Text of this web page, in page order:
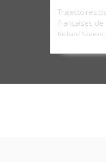
Trajectoires
françaises
Richard